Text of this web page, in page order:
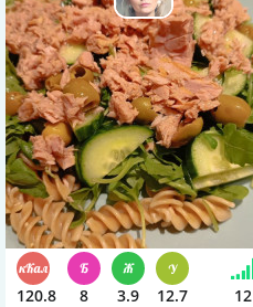
120.8 8 3.9 12.7 12